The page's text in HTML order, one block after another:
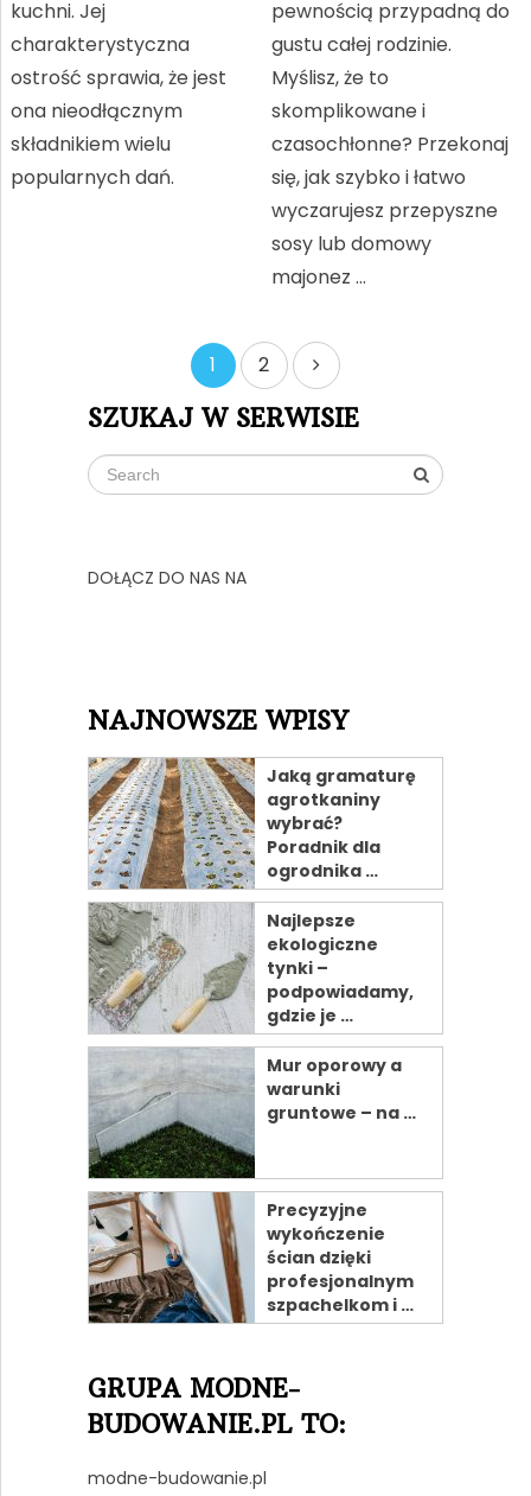
kuchni. Jej
charakterystyczna
ostrość sprawia, że jest
ona nieodłącznym
składnikiem wielu
popularnych dań.
pewnością przypadną do
gustu całej rodzinie.
Myślisz, że to
skomplikowane i
czasochłonne? Przekonaj
się, jak szybko i łatwo
wyczarujesz przepyszne
sosy lub domowy
majonez …
Stronicowanie
wpisów
1 2
SZUKAJ W SERWISIE
DOŁĄCZ DO NAS NA
NAJNOWSZE WPISY
Jaką gramaturę
agrotkaniny
wybrać?
Poradnik dla
ogrodnika …
Najlepsze
ekologiczne
tynki –
podpowiadamy,
gdzie je …
Mur oporowy a
warunki
gruntowe – na …
Precyzyjne
wykończenie
ścian dzięki
profesjonalnym
szpachelkom i …
GRUPA MODNE-
BUDOWANIE.PL TO:
modne-budowanie.pl